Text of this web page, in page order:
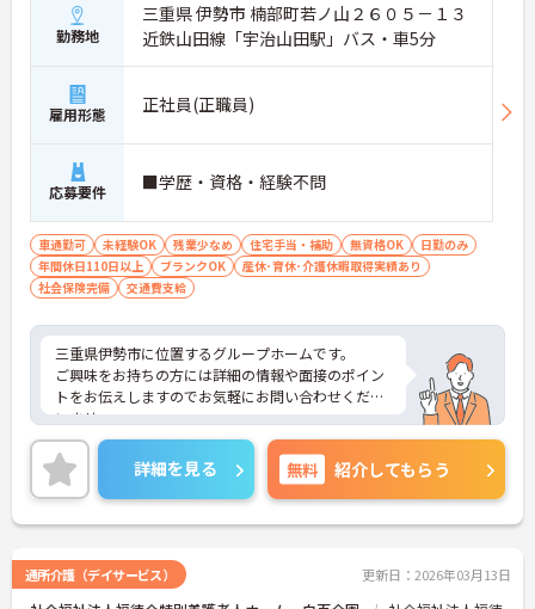
勤務地
三重県 伊勢市 楠部町若ノ山２６０５－１３
近鉄山田線「宇治山田駅」バス・車5分
雇用形態 正社員(正職員)
応募要件 ■学歴・資格・経験不問
車通勤可 未経験OK 残業少なめ 住宅手当・補助 無資格OK
日勤のみ
年間休日110日以上
ブランクOK
産休･育休･介護休暇取得実績あり
社会保険完備
交通費支給
三重県伊勢市に位置するグループホームです。
ご興味をお持ちの方には詳細の情報や面接のポイン
トをお伝えしますのでお気軽にお問い合わせくださ
いませ。
詳細を見る 無料 紹介してもらう
通所介護（デイサービス） 更新日：2026年03月13日